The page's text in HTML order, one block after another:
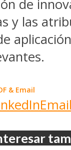
de
y las
Email